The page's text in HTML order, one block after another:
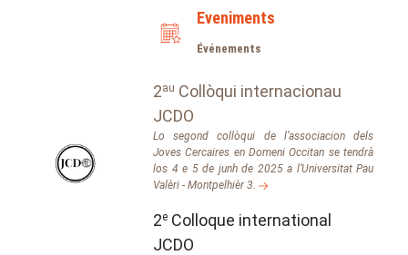
Eveniments
Événements
2au Collòqui internacionau
JCDO
Lo segond collòqui de l’associacion dels
Joves Cercaires en Domeni Occitan se tendrà
los 4 e 5 de junh de 2025 a l’Universitat Pau
Valèri - Montpelhièr 3.
2e Colloque international
JCDO